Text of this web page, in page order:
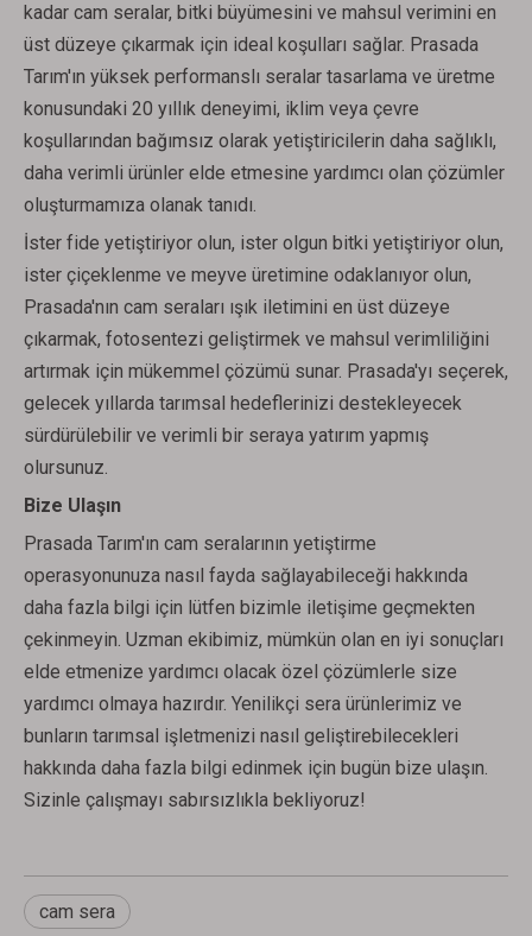
kadar cam seralar, bitki büyümesini ve mahsul verimini en
üst düzeye çıkarmak için ideal koşulları sağlar. Prasada
Tarım'ın yüksek performanslı seralar tasarlama ve üretme
konusundaki 20 yıllık deneyimi, iklim veya çevre
koşullarından bağımsız olarak yetiştiricilerin daha sağlıklı,
daha verimli ürünler elde etmesine yardımcı olan çözümler
oluşturmamıza olanak tanıdı.
İster fide yetiştiriyor olun, ister olgun bitki yetiştiriyor olun,
ister çiçeklenme ve meyve üretimine odaklanıyor olun,
Prasada'nın cam seraları ışık iletimini en üst düzeye
çıkarmak, fotosentezi geliştirmek ve mahsul verimliliğini
artırmak için mükemmel çözümü sunar. Prasada'yı seçerek,
gelecek yıllarda tarımsal hedeflerinizi destekleyecek
sürdürülebilir ve verimli bir seraya yatırım yapmış
olursunuz.
Bize Ulaşın
Prasada Tarım'ın cam seralarının yetiştirme
operasyonunuza nasıl fayda sağlayabileceği hakkında
daha fazla bilgi için lütfen bizimle iletişime geçmekten
çekinmeyin. Uzman ekibimiz, mümkün olan en iyi sonuçları
elde etmenize yardımcı olacak özel çözümlerle size
yardımcı olmaya hazırdır. Yenilikçi sera ürünlerimiz ve
bunların tarımsal işletmenizi nasıl geliştirebilecekleri
hakkında daha fazla bilgi edinmek için bugün bize ulaşın.
Sizinle çalışmayı sabırsızlıkla bekliyoruz!
cam sera